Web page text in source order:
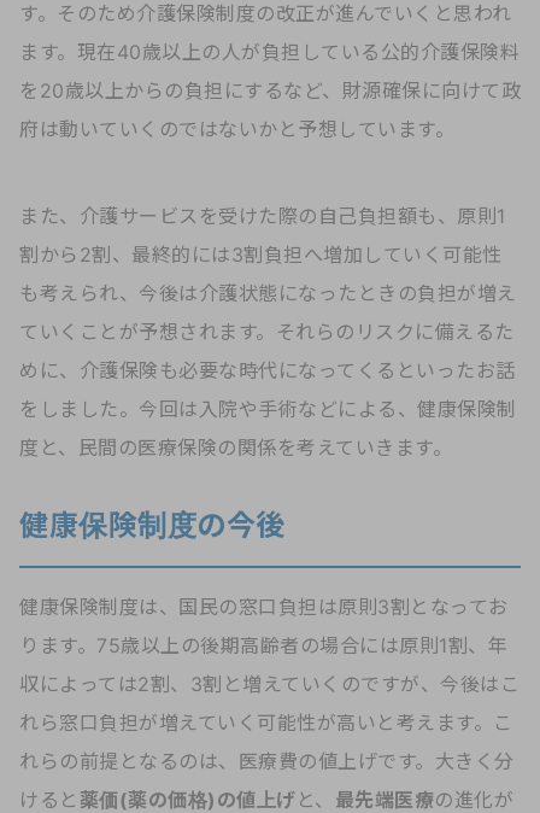
す。そのため介護保険制度の改正が進んでいくと思われ
ます。現在40歳以上の人が負担している公的介護保険料
を20歳以上からの負担にするなど、財源確保に向けて政
府は動いていくのではないかと予想しています。
また、介護サービスを受けた際の自己負担額も、原則1
割から2割、最終的には3割負担へ増加していく可能性
も考えられ、今後は介護状態になったときの負担が増え
ていくことが予想されます。それらのリスクに備えるた
めに、介護保険も必要な時代になってくるといったお話
をしました。今回は入院や手術などによる、健康保険制
度と、民間の医療保険の関係を考えていきます。
健康保険制度の今後
健康保険制度は、国民の窓口負担は原則3割となってお
ります。75歳以上の後期高齢者の場合には原則1割、年
収によっては2割、3割と増えていくのですが、今後はこ
れら窓口負担が増えていく可能性が高いと考えます。こ
れらの前提となるのは、医療費の値上げです。大きく分
けると 薬価(薬の価格)の値上げ と、 最先端医療の進化が